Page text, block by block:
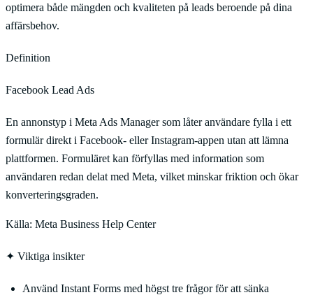
optimera både mängden och kvaliteten på leads beroende på dina
affärsbehov.
Definition
Facebook Lead Ads
En annonstyp i Meta Ads Manager som låter användare fylla i ett
formulär direkt i Facebook- eller Instagram-appen utan att lämna
plattformen. Formuläret kan förfyllas med information som
användaren redan delat med Meta, vilket minskar friktion och ökar
konverteringsgraden.
Källa: Meta Business Help Center
✦ Viktiga insikter
Använd Instant Forms med högst tre frågor för att sänka